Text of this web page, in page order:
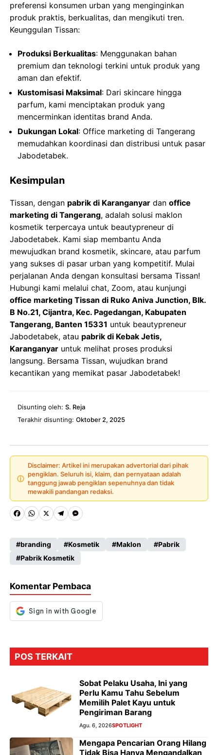
preferensi konsumen urban yang menginginkan
produk praktis, berkualitas, dan mengikuti tren.
Keunggulan Tissan:
Produksi Berkualitas: Menggunakan bahan
premium dan teknologi terkini untuk produk yang
aman dan efektif.
Kustomisasi Maksimal: Dari skincare hingga
parfum, kami menciptakan produk yang
mencerminkan identitas brand Anda.
Dukungan Lokal: Office marketing di Tangerang
memudahkan koordinasi dan distribusi untuk pasar
Jabodetabek.
Kesimpulan
Tissan, dengan pabrik di Karanganyar dan office
marketing di Tangerang, adalah solusi maklon
kosmetik terpercaya untuk beautypreneur di
Jabodetabek. Kami siap membantu Anda
mewujudkan brand kosmetik, skincare, atau parfum
yang sukses di pasar urban yang kompetitif. Mulai
perjalanan Anda dengan konsultasi bersama Tissan!
Hubungi kami melalui chat, Zoom, atau kunjungi
office marketing Tissan di Ruko Aniva Junction, Blk.
B No.21, Cijantra, Kec. Pagedangan, Kabupaten
Tangerang, Banten 15331 untuk beautypreneur
Jabodetabek, atau pabrik di Kebak Jetis,
Karanganyar untuk melihat proses produksi
langsung. Bersama Tissan, wujudkan brand
kecantikan yang memikat pasar Jabodetabek!
Disunting oleh: S. Reja
Terakhir disunting: Oktober 2, 2025
ⓘ
Disclaimer: Artikel ini merupakan advertorial dari pihak
pengiklan. Seluruh isi, klaim, dan pernyataan adalah
tanggung jawab pengiklan sepenuhnya dan tidak
mewakili pandangan redaksi.
Fa
b
o
k
W
ts
A
p
X
Te
gr
a
M
se
n
er
branding Kosmetik Maklon
Pabrik
Pabrik Kosmetik
Komentar Pembaca
POS TERKAIT
Sobat Pelaku Usaha, Ini yang
Perlu Kamu Tahu Sebelum
Memilih Palet Kayu untuk
Pengiriman Barang
Agu. 6, 2026SPOTLIGHT
Mengapa Pencarian Orang Hilang
Tidak Bisa Hanya Mengandalkan